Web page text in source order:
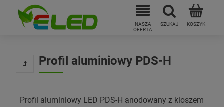
Profil aluminiowy PDS-H
Profil aluminiowy LED PDS-H anodowany z kloszem